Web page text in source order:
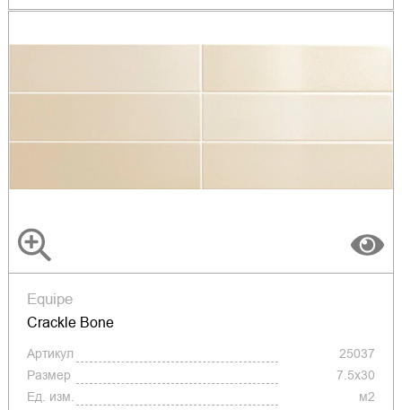
Equipe
Crackle Bone
Артикул
25037
Размер
7.5x30
Ед. изм.
м2